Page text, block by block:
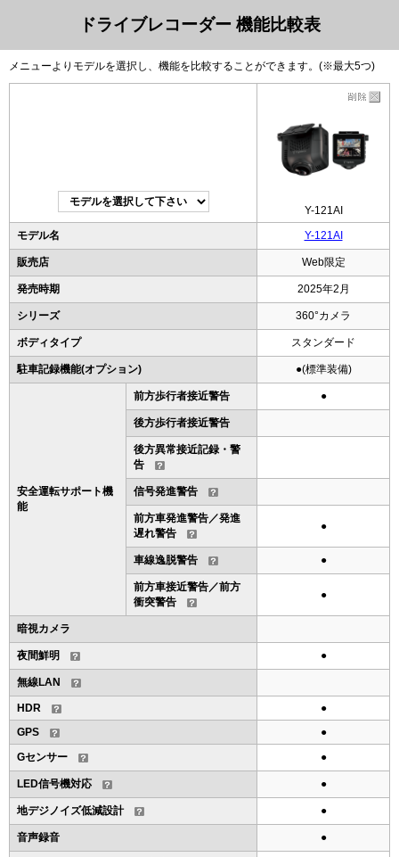
ドライブレコーダー 機能比較表
メニューよりモデルを選択し、機能を比較することができます。(※最大5つ)
Y-121AI
モデル名 Y-121AI
販売店 Web限定
発売時期 2025年2月
シリーズ 360°カメラ
ボディタイプ スタンダード
駐車記録機能(オプション) ●(標準装備)
安全運転サポート機
能
前方歩行者接近警告 ●
後方歩行者接近警告
後方異常接近記録・警
告
信号発進警告
前方車発進警告／発進
遅れ警告
●
車線逸脱警告 ●
前方車接近警告／前方
衝突警告
●
暗視カメラ
夜間鮮明 ●
無線LAN
HDR
●
GPS
●
Gセンサー
●
LED信号機対応 ●
地デジノイズ低減設計 ●
音声録音 ●